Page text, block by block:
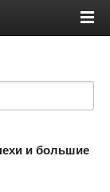
и большие